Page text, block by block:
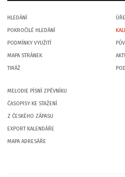
HLEDÁNÍ
POKROČILÉ HLEDÁNÍ
PODMÍNKY VYUŽITÍ
MAPA STRÁNEK
TIRÁŽ
MELODIE PÍSNÍ ZPĚVNÍKU
ČASOPISY KE STAŽENÍ
Z ČESKÉHO ZÁPASU
EXPORT KALENDÁŘE
MAPA ADRESÁŘE